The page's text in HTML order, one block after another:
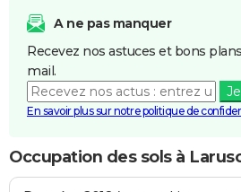
A ne pas manquer
Recevez nos astuces et bons
mail.
En savoir plus sur notre politique de
Occupation des sols à